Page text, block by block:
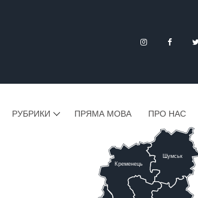
РУБРИКИ ПРЯМА МОВА ПРО НАС
Шумськ
Кременець